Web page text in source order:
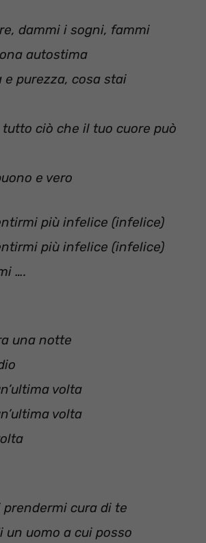
dammi i sogni, fammi
autostima
e purezza, cosa stai
ciò che il tuo cuore può
e vero
più infelice (infelice)
più infelice (infelice)
….
una notte
volta
volta
cura di te
un uomo a cui posso